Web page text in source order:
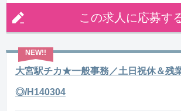
この求人に応募す
大宮駅チカ★一般事務／土日祝休＆残
◎/H140304